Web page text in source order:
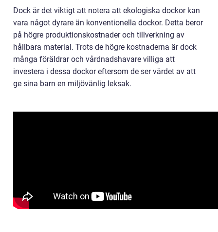
Dock är det viktigt att notera att ekologiska dockor kan
vara något dyrare än konventionella dockor. Detta beror
på högre produktionskostnader och tillverkning av
hållbara material. Trots de högre kostnaderna är dock
många föräldrar och vårdnadshavare villiga att
investera i dessa dockor eftersom de ser värdet av att
ge sina barn en miljövänlig leksak.